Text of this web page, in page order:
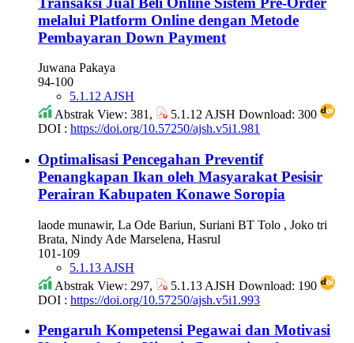
melalui Platform Online dengan Metode
Pembayaran Down Payment
Juwana Pakaya
94-100
5.1.12 AJSH
Abstrak View: 381,
5.1.12 AJSH Download: 300
DOI : https://doi.org/10.57250/ajsh.v5i1.981
Optimalisasi Pencegahan Preventif
Penangkapan Ikan oleh Masyarakat Pesisir
Perairan Kabupaten Konawe Soropia
laode munawir, La Ode Bariun, Suriani BT Tolo , Joko tri
Brata, Nindy Ade Marselena, Hasrul
101-109
5.1.13 AJSH
Abstrak View: 297,
5.1.13 AJSH Download: 190
DOI : https://doi.org/10.57250/ajsh.v5i1.993
Pengaruh Kompetensi Pegawai dan Motivasi